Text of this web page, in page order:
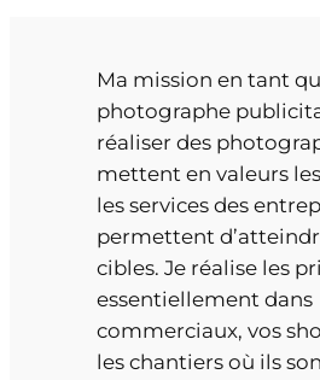
Ma mission en tant
photographe
réaliser des
mettent en valeurs
les services des
permettent
cibles. Je réalise les
essentiellement dans
commerciaux, vos
les chantiers où ils